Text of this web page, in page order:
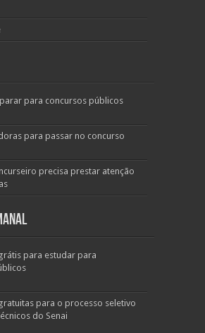
para concursos públicos
para passar no concurso
precisa prestar atenção
para estudar para
para o processo seletivo
do Senai